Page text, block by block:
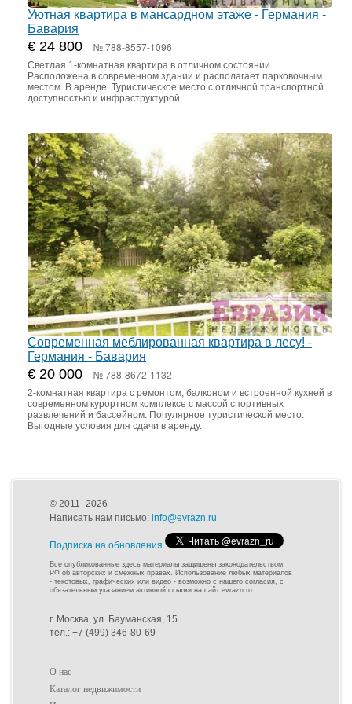
Уютная квартира в мансардном этаже - Германия -
Бавария
€ 24 800 № 788-8557-1096
Светлая 1-комнатная квартира в отличном состоянии.
Расположена в современном здании и располагает парковочным
местом. В аренде. Туристическое место с отличной транспортной
доступностью и инфраструктурой.
Современная меблированная квартира в лесу! -
Германия - Бавария
€ 20 000 № 788-8672-1132
2-комнатная квартира с ремонтом, балконом и встроенной кухней в
современном курортном комплексе с массой спортивных
развлечений и бассейном. Популярное туристической место.
Выгодные условия для сдачи в аренду.
© 2011–2026
Написать нам письмо: info@evrazn.ru
Подписка на обновления
Все опубликованные здесь материалы защищены законодательством
РФ об авторских и смежных правах. Использование любых материалов
- текстовых, графических или видео - возможно с нашего согласия, с
обязательным указанием активной ссылки на сайт evrazn.ru.
г. Москва, ул. Бауманская, 15
тел.: +7 (499) 346-80-69
О нас
Каталог недвижимости